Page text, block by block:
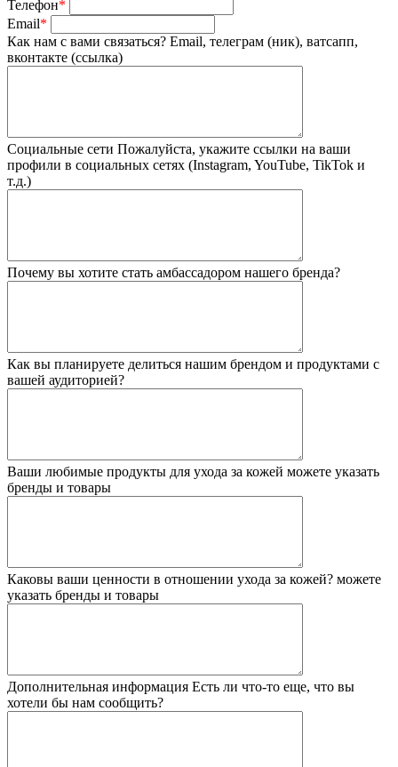
Телефон*
Email*
Как нам с вами связаться? Email, телеграм (ник), ватсапп,
вконтакте (ссылка)
Социальные сети Пожалуйста, укажите ссылки на ваши
профили в социальных сетях (Instagram, YouTube, TikTok и
т.д.)
Почему вы хотите стать амбассадором нашего бренда?
Как вы планируете делиться нашим брендом и продуктами с
вашей аудиторией?
Ваши любимые продукты для ухода за кожей можете указать
бренды и товары
Каковы ваши ценности в отношении ухода за кожей? можете
указать бренды и товары
Дополнительная информация Есть ли что-то еще, что вы
хотели бы нам сообщить?